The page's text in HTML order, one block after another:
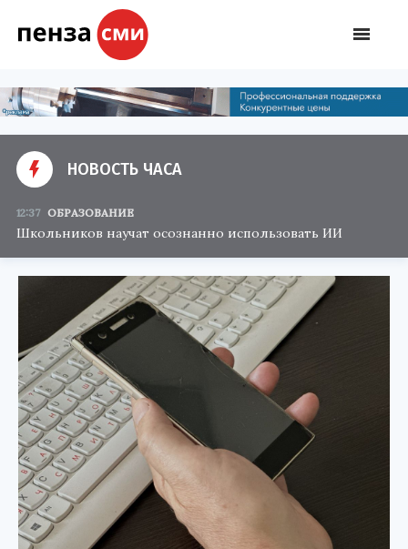
НОВОСТЬ ЧАСА
12:37 ОБРАЗОВАНИЕ
Школьников научат осознанно использовать ИИ